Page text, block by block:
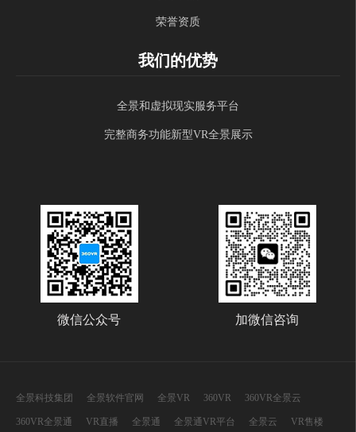
荣誉资质
我们的优势
全景和虚拟现实服务平台
完整商务功能新型VR全景展示
微信公众号 加微信咨询
全景科技集团 全景软件官网 全景VR 360VR 360VR全景云
360VR全景通 VR直播 全景通 全景通VR平台 全景云 VR售楼